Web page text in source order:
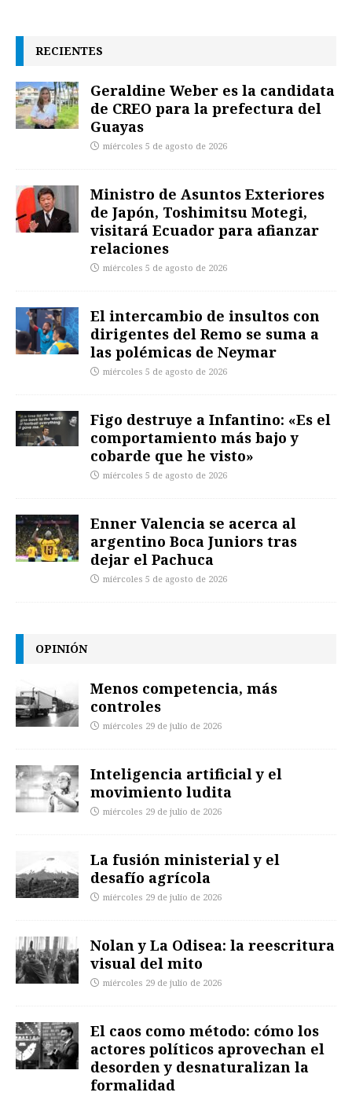
RECIENTES
Geraldine Weber es la candidata
de CREO para la prefectura del
Guayas
miércoles 5 de agosto de 2026
Ministro de Asuntos Exteriores
de Japón, Toshimitsu Motegi,
visitará Ecuador para afianzar
relaciones
miércoles 5 de agosto de 2026
El intercambio de insultos con
dirigentes del Remo se suma a
las polémicas de Neymar
miércoles 5 de agosto de 2026
Figo destruye a Infantino: «Es el
comportamiento más bajo y
cobarde que he visto»
miércoles 5 de agosto de 2026
Enner Valencia se acerca al
argentino Boca Juniors tras
dejar el Pachuca
miércoles 5 de agosto de 2026
OPINIÓN
Menos competencia, más
controles
miércoles 29 de julio de 2026
Inteligencia artificial y el
movimiento ludita
miércoles 29 de julio de 2026
La fusión ministerial y el
desafío agrícola
miércoles 29 de julio de 2026
Nolan y La Odisea: la reescritura
visual del mito
miércoles 29 de julio de 2026
El caos como método: cómo los
actores políticos aprovechan el
desorden y desnaturalizan la
formalidad